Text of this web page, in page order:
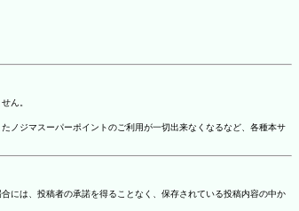
ん。
ノジマスーパーポイントのご利用が一切出来なくなるなど、各種本サ
には、投稿者の承諾を得ることなく、保存されている投稿内容の中か